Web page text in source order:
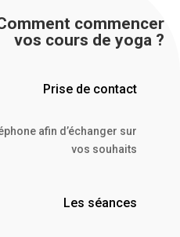
commencer
vos cours de yoga ?
Prise de contact
afin d’échanger sur
vos souhaits
Les séances